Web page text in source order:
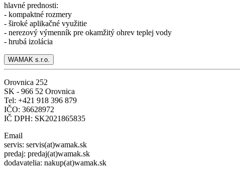
hlavné prednosti:
- kompaktné rozmery
- široké aplikačné využitie
- nerezový výmenník pre okamžitý ohrev teplej vody
- hrubá izolácia
WAMAK s.r.o.
Orovnica 252
SK - 966 52 Orovnica
Tel: +421 918 396 879
IČO: 36628972
IČ DPH: SK2021865835
Email
servis: servis(at)wamak.sk
predaj: predaj(at)wamak.sk
dodavatelia: nakup(at)wamak.sk